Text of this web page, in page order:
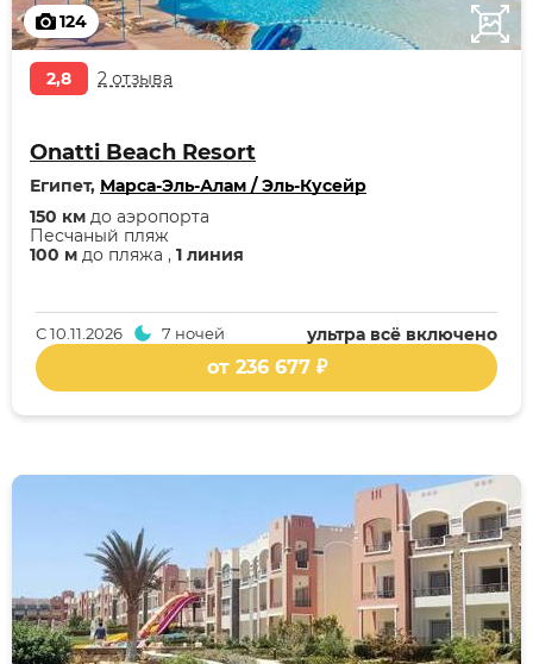
124
2,8 2 отзыва
Onatti Beach Resort
Египет, Марса-Эль-Алам / Эль-Кусейр
100 м до пляжа , 1 линия
Песчаный пляж
150 км до аэропорта
ультра всё включено
С10.11.2026 7 ночей
от 236 677 ₽